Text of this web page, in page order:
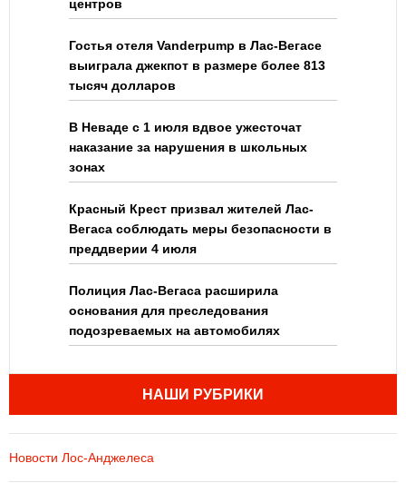
центров
Гостья отеля Vanderpump в Лас-Вегасе
выиграла джекпот в размере более 813
тысяч долларов
В Неваде с 1 июля вдвое ужесточат
наказание за нарушения в школьных
зонах
Красный Крест призвал жителей Лас-
Вегаса соблюдать меры безопасности в
преддверии 4 июля
Полиция Лас-Вегаса расширила
основания для преследования
подозреваемых на автомобилях
НАШИ РУБРИКИ
Новости Лос-Анджелеса